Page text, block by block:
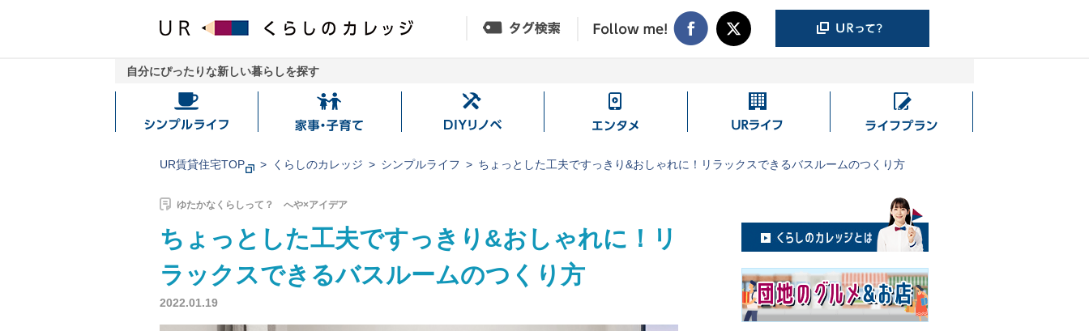
自分にぴったりな新しい暮らしを探す
シ
プ
フ
家
子
DIY
ノ
エ
タ
UR
イ
ラ
フ
ラ
ン
UR賃貸住宅TOP くらしのカレッジ シンプルライフ ちょっとした工夫ですっきり&おしゃれに！リラックスできるバスルームのつくり方
ゆたかなくらしって？ へや×アイデア
ちょっとした工夫ですっきり&おしゃれに！リ
ラックスできるバスルームのつくり方
2022.01.19